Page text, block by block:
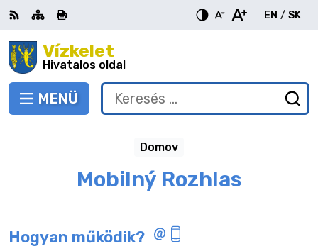
Ugrás
a
tartalomraVízkelet
Hivatalos oldal
VÁLTÁS
MENÜ
RSS Oldaltérkép
Nyomtatás
EN
English
/ SK
Keresés:
be
Mobilný Rozhlas
Domov
Hogyan működik?